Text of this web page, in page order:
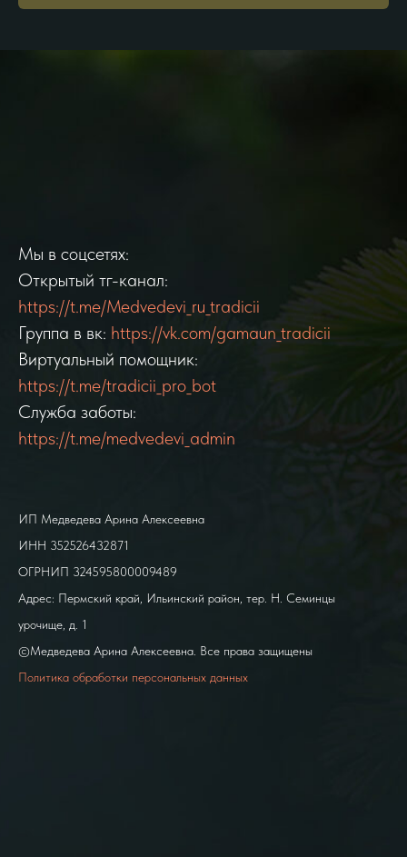
Мы в соцсетях:
Открытый тг-канал:
https://t.me/Medvedevi_ru_tradicii
Группа в вк: https://vk.com/gamaun_tradicii
Виртуальный помощник:
https://t.me/tradicii_pro_bot
Служба заботы:
https://t.me/medvedevi_admin
ИП Медведева Арина Алексеевна
ИНН 352526432871
ОГРНИП 324595800009489
Адрес: Пермский край, Ильинский район, тер. Н. Семинцы
урочище, д. 1
©Медведева Арина Алексеевна. Все права защищены
Политика обработки персональных данных